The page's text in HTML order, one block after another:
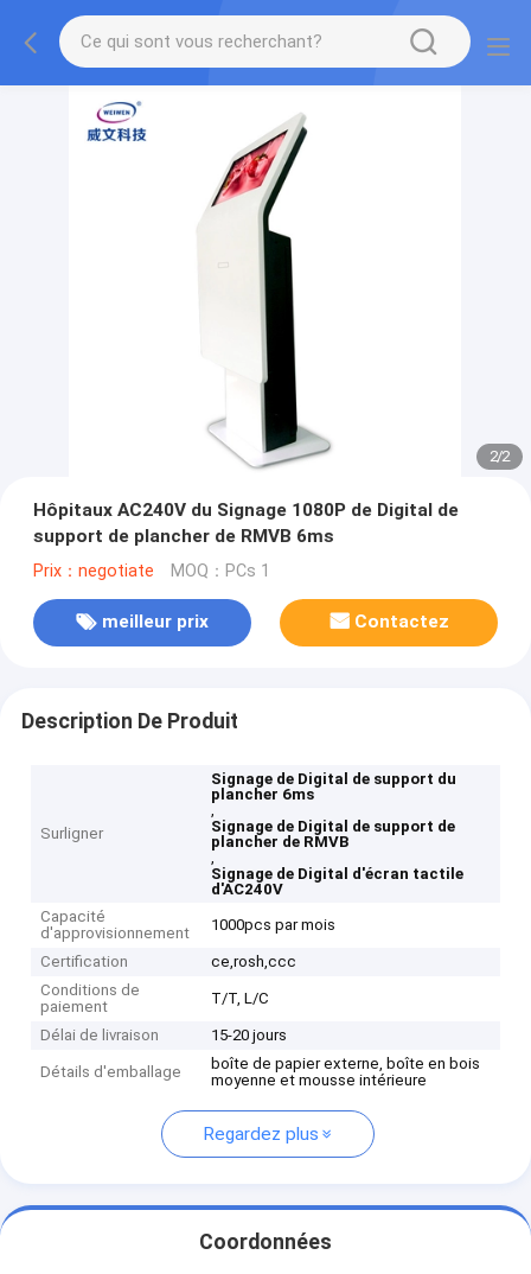
2/2
Hôpitaux AC240V du Signage 1080P de Digital de
support de plancher de RMVB 6ms
Prix：negotiate MOQ：PCs 1
meilleur prix Contactez
Description De Produit
Surligner
Signage de Digital de support du
plancher 6ms
,
Signage de Digital de support de
plancher de RMVB
,
Signage de Digital d'écran tactile
d'AC240V
Capacité
d'approvisionnement
1000pcs par mois
Certification
ce,rosh,ccc
Conditions de
paiement
T/T, L/C
Délai de livraison 15-20 jours
Détails d'emballage
boîte de papier externe, boîte en bois
moyenne et mousse intérieure
Regardez plus
Coordonnées